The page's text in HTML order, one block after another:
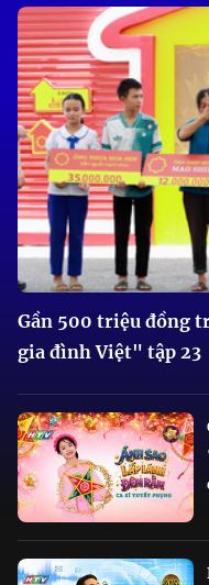
Gần 500 triệu đồng
gia đình Việt" tập 23